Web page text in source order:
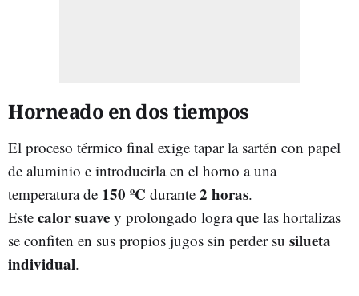
Horneado en dos tiempos
El proceso térmico final exige tapar la sartén con papel
de aluminio e introducirla en el horno a una
temperatura de 150 ºC durante 2 horas.
Este calor suave y prolongado logra que las hortalizas
se confiten en sus propios jugos sin perder su silueta
individual.